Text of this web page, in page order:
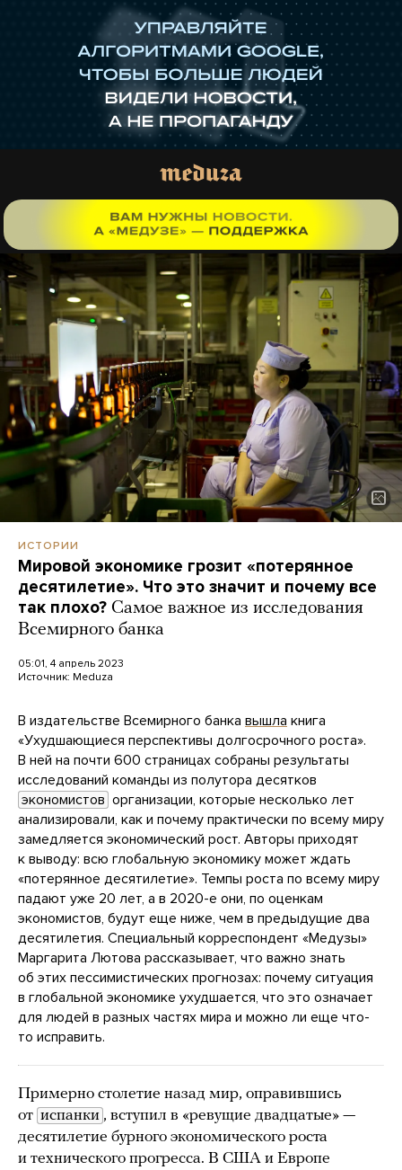
ИСТОРИИ
Мировой экономике грозит «потерянное
десятилетие». Что это значит и почему все
так плохо? Самое важное из исследования
Всемирного банка
05:01, 4 апрель 2023
Источник: Meduza
В издательстве Всемирного банка вышла книга
«Ухудшающиеся перспективы долгосрочного роста».
В ней на почти 600 страницах собраны результаты
исследований команды из полутора десятков
экономистов организации, которые несколько лет
анализировали, как и почему практически по всему миру
замедляется экономический рост. Авторы приходят
к выводу: всю глобальную экономику может ждать
«потерянное десятилетие». Темпы роста по всему миру
падают уже 20 лет, а в 2020-е они, по оценкам
экономистов, будут еще ниже, чем в предыдущие два
десятилетия. Специальный корреспондент «Медузы»
Маргарита Лютова рассказывает, что важно знать
об этих пессимистических прогнозах: почему ситуация
в глобальной экономике ухудшается, что это означает
для людей в разных частях мира и можно ли еще что-
то исправить.
Примерно столетие назад мир, оправившись
от испанки , вступил в «ревущие двадцатые» —
десятилетие бурного экономического роста
и технического прогресса. В США и Европе